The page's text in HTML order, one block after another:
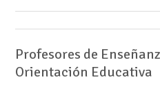
Profesores de
Orientación Educativa